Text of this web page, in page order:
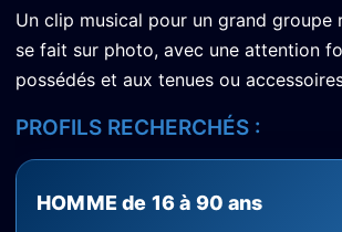
Un clip musical pour un grand groupe
se fait sur photo, avec une attention
possédés et aux tenues ou
PROFILS RECHERCHÉS :
HOMME de 16 à 90 ans